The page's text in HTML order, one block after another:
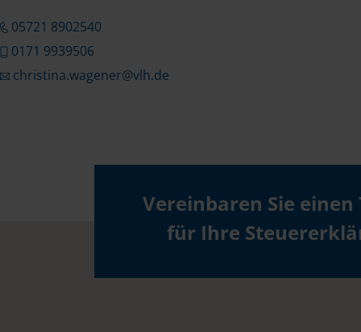
05721 8902540
0171 9939506
christina.wagener@vlh.de
Vereinbaren Sie einen
für Ihre